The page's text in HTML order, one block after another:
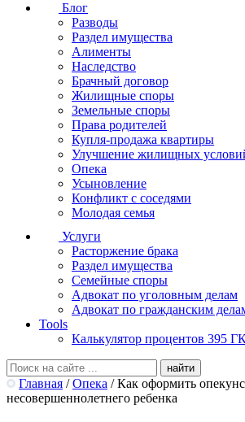
Блог
Разводы
Раздел имущества
Алименты
Наследство
Брачный договор
Жилищные споры
Земельные споры
Права родителей
Купля-продажа квартиры
Улучшение жилищных
Опека
Усыновление
Конфликт с соседями
Молодая семья
Услуги
Расторжение брака
Раздел имущества
Семейные споры
Адвокат по уголовным делам
Адвокат по гражданским
Tools
Калькулятор процентов 395
Главная / Опека / Как оформить
несовершеннолетнего ребенка